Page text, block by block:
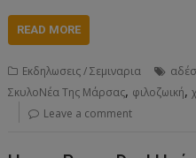
READ MORE
Εκδηλωσεις / Σεμιναρια
ΣκυλοΝέα Της Μάρσας, φιλοζωική,
Leave a comment